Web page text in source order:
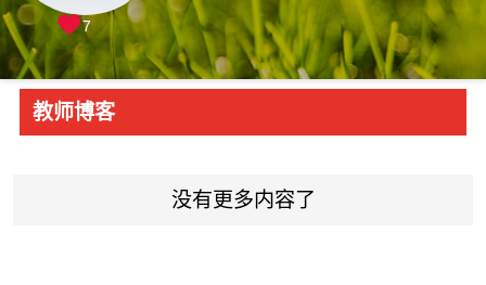
7
教师博客
没有更多内容了